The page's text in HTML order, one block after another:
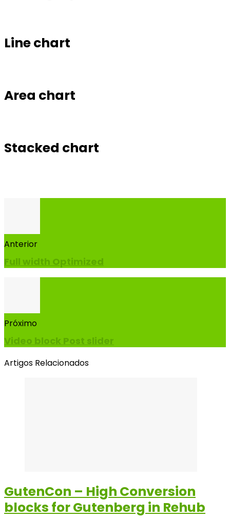
Line chart
Area chart
Stacked chart
Anterior
Full width Optimized
Próximo
Video block Post slider
Artigos Relacionados
GutenCon – High Conversion
blocks for Gutenberg in Rehub